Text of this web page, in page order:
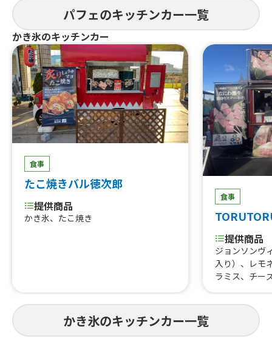
ナ）、たい
ド）、たい
（カフェラテ
たい焼き（抹
（パンプキ
たい焼き（
ご）、ビーフ
バーグシチュ
き、カレーた
（チョコあん
（いちごカス
き（レモンチ
（カフェラテ
け放題）、
スソーダ、
レモンサワー
サワー、たい
ットコーヒー
はちみつジン
ネ、カシスカ
ー、おしるこ
とココアチョ
パフェのキッチンカー一覧
かき氷のキッチンカー
食事
たこ焼きバル徳次郎
提供商品
かき氷、たこ焼き
食事
提供商品
ジョンソンヴ
入り）、レモ
ラミス、チー
すじ煮込み、
重、はらみ
牛タン串、
にわ黒牛ステ
かき氷のキッチンカー一覧